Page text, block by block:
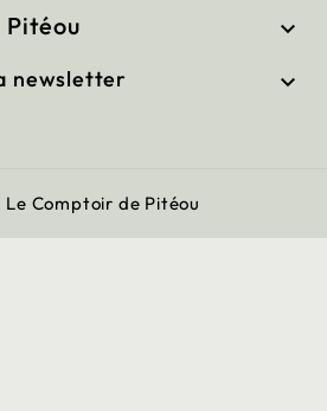
Pitéou 
newsletter 
Comptoir de Pitéou